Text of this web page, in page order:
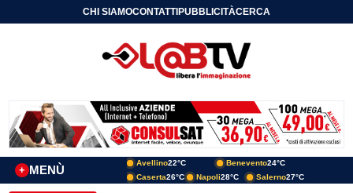
CHI SIAMOCONTATTIPUBBLICITÀCERCA
MENÙ
+
Avellino22°C Benevento24°C
Caserta26°C Napoli28°C Salerno27°C